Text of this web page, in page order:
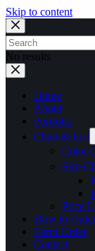
Skip to content
No results
Home
About
Portfolio
Chart & List
Color
Size
Price
How to
Form Order
Contact